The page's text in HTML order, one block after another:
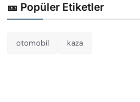
🎫 Popüler Etiketler
otomobil kaza